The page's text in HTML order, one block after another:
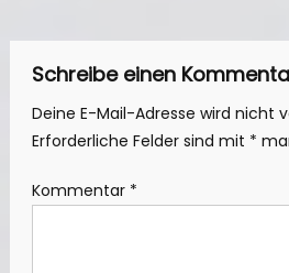
Schreibe einen
Deine E-Mail-Adresse wird nicht
Erforderliche Felder sind mit *
Kommentar *